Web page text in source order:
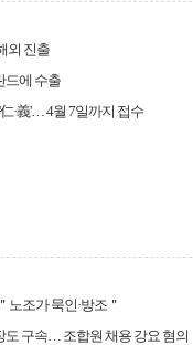
외 진출
드에 수출
·義'… 4월 7일까지 접수
노조가 묵인·방조＂
도 구속… 조합원 채용 강요 혐의